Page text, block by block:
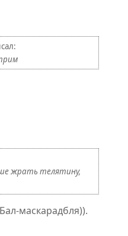
жрать телятину,
маскарадбля)).